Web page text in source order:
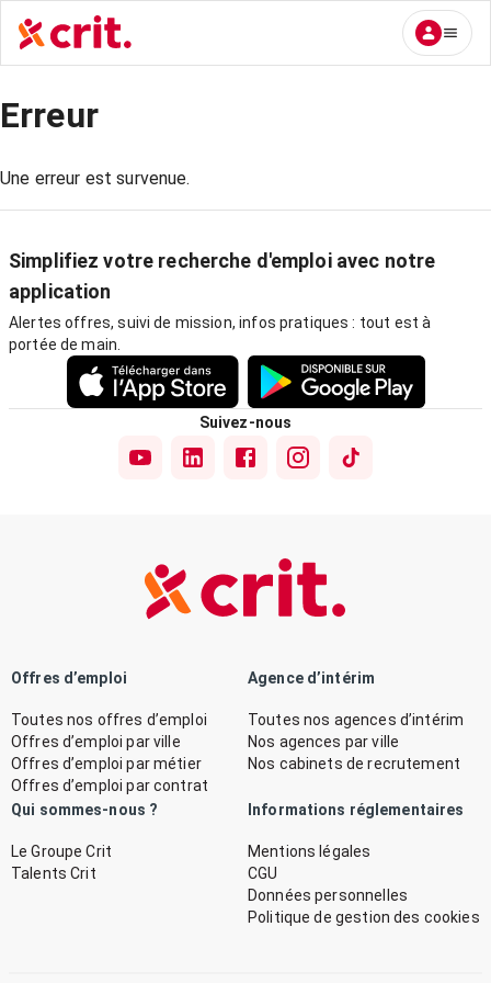
Erreur
Une erreur est survenue.
Simplifiez votre recherche d'emploi avec notre
application
Alertes offres, suivi de mission, infos pratiques : tout est à
portée de main.
Suivez-nous
Offres d’emploi
Toutes nos offres d’emploi
Offres d’emploi par ville
Offres d’emploi par métier
Offres d’emploi par contrat
Agence d’intérim
Toutes nos agences d’intérim
Nos agences par ville
Nos cabinets de recrutement
Qui sommes-nous ?
Le Groupe Crit
Talents Crit
Informations réglementaires
Mentions légales
CGU
Données personnelles
Politique de gestion des cookies